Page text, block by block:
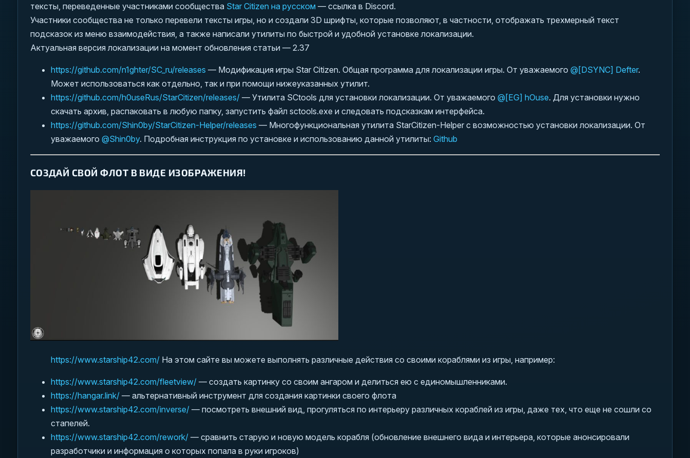
тексты, переведенные участниками сообщества Star Citizen на русском — ссылка в Discord.
Участники сообщества не только перевели тексты игры, но и создали 3D шрифты, которые позволяют, в частности, отображать трехмерный текст
подсказок из меню взаимодействия, а также написали утилиты по быстрой и удобной установке локализации.
Актуальная версия локализации на момент обновления статьи — 2.37
https://github.com/n1ghter/SC_ru/releases — Модификация игры Star Citizen. Общая программа для локализации игры. От уважаемого @[DSYNC] Defter.
Может использоваться как отдельно, так и при помощи нижеуказанных утилит.
https://github.com/h0useRus/StarCitizen/releases/— Утилита SCtools для установки локализации. От уважаемого @[EG] hOuse. Для установки нужно
скачать архив, распаковать в любую папку, запустить файл sctools.exe и следовать подсказкам интерфейса.
https://github.com/Shin0by/StarCitizen-Helper/releases — Многофункциональная утилита StarCitizen-Helper с возможностью установки локализации. От
уважаемого @Shin0by. Подробная инструкция по установке и использованию данной утилиты: Github
СОЗДАЙ СВОЙ ФЛОТ В ВИДЕ ИЗОБРАЖЕНИЯ!
https://www.starship42.com/На этом сайте вы можете выполнять различные действия со своими кораблями из игры, например:
https://www.starship42.com/fleetview/— создать картинку со своим ангаром и делиться ею с единомышленниками.
https://hangar.link/— альтернативный инструмент для создания картинки своего флота
https://www.starship42.com/inverse/— посмотреть внешний вид, прогуляться по интерьеру различных кораблей из игры, даже тех, что еще не сошли со
стапелей.
https://www.starship42.com/rework/— сравнить старую и новую модель корабля (обновление внешнего вида и интерьера, которые анонсировали
разработчики и информация о которых попала в руки игроков)